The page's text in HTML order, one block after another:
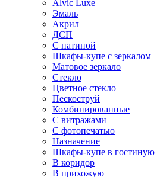
Alvic Luxe
Эмаль
Акрил
ДСП
С патиной
Шкафы-купе с зеркалом
Матовое зеркало
Стекло
Цветное стекло
Пескоструй
Комбинированные
С витражами
С фотопечатью
Назначение
Шкафы-купе в гостиную
В коридор
В прихожую